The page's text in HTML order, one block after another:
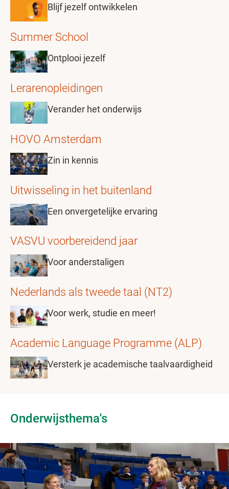
Blijf jezelf ontwikkelen
Summer School
Ontplooi jezelf
Lerarenopleidingen
Verander het onderwijs
HOVO Amsterdam
Zin in kennis
Uitwisseling in het buitenland
Een onvergetelijke ervaring
VASVU voorbereidend jaar
Voor anderstaligen
Nederlands als tweede taal (NT2)
Voor werk, studie en meer!
Academic Language Programme (ALP)
Versterk je academische taalvaardigheid
Onderwijsthema's